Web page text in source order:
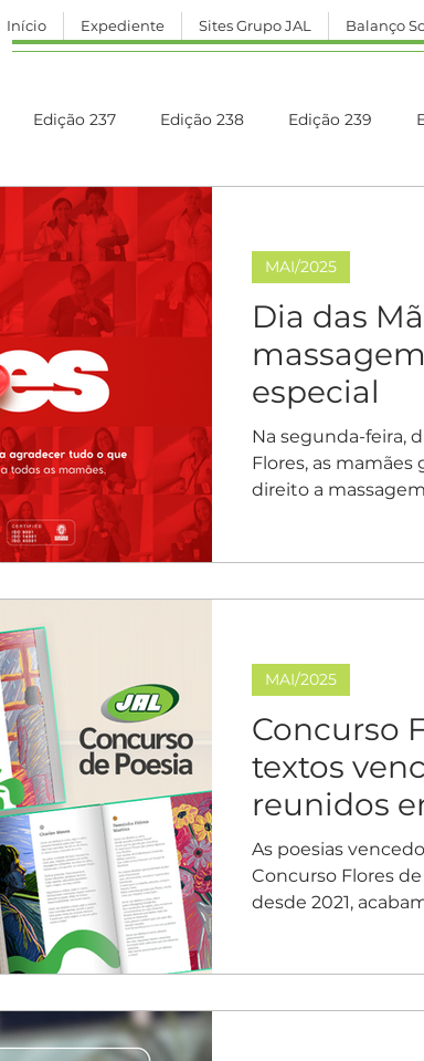
Início Expediente Sites Grupo JAL Balanço
Edição 237 Edição 238 Edição 239
Edição 244 Edição 245
251 Edição 252
259 Edição 261 Edição
Dia das
especial
Na segunda-feira,
Flores, as
direito a
MAI/2025
Concurso
textos
reunidos
As poesias
Concurso Flores
desde 2021,
MAI/2025